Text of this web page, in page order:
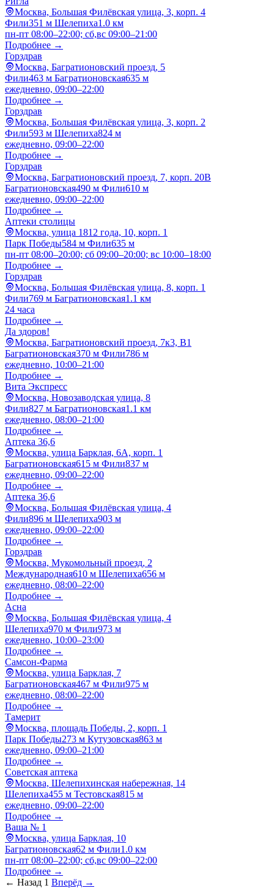
Москва, Большая Филёвская улица, 3, корп. 4
Фили351 м Шелепиха1.0 км
пн-пт 08:00–22:00; сб,вс 09:00–21:00
Подробнее →
Горздрав
Москва, Багратионовский проезд, 5
Фили463 м Багратионовская635 м
ежедневно, 09:00–22:00
Подробнее →
Горздрав
Москва, Большая Филёвская улица, 3, корп. 2
Фили593 м Шелепиха824 м
ежедневно, 09:00–22:00
Подробнее →
Горздрав
Москва, Багратионовский проезд, 7, корп. 20В
Багратионовская490 м Фили610 м
ежедневно, 09:00–22:00
Подробнее →
Аптеки столицы
Москва, улица 1812 года, 10, корп. 1
Парк Победы584 м Фили635 м
пн-пт 08:00–20:00; сб 09:00–20:00; вс 10:00–18:00
Подробнее →
Горздрав
Москва, Большая Филёвская улица, 8, корп. 1
Фили769 м Багратионовская1.1 км
24 часа
Подробнее →
Да здоров!
Москва, Багратионовский проезд, 7к3, B1
Багратионовская370 м Фили786 м
ежедневно, 10:00–21:00
Подробнее →
Вита Экспресс
Москва, Новозаводская улица, 8
Фили827 м Багратионовская1.1 км
ежедневно, 08:00–21:00
Подробнее →
Аптека 36,6
Москва, улица Барклая, 6А, корп. 1
Багратионовская615 м Фили837 м
ежедневно, 09:00–22:00
Подробнее →
Аптека 36,6
Москва, Большая Филёвская улица, 4
Фили896 м Шелепиха903 м
ежедневно, 09:00–22:00
Подробнее →
Горздрав
Москва, Мукомольный проезд, 2
Международная610 м Шелепиха656 м
ежедневно, 08:00–22:00
Подробнее →
Асна
Москва, Большая Филёвская улица, 4
Шелепиха970 м Фили973 м
ежедневно, 10:00–23:00
Подробнее →
Самсон-Фарма
Москва, улица Барклая, 7
Багратионовская467 м Фили975 м
ежедневно, 08:00–22:00
Подробнее →
Тамерит
Москва, площадь Победы, 2, корп. 1
Парк Победы273 м Кутузовская863 м
ежедневно, 09:00–21:00
Подробнее →
Советская аптека
Москва, Шелепихинская набережная, 14
Шелепиха455 м Тестовская815 м
ежедневно, 09:00–22:00
Подробнее →
Ваша № 1
Москва, улица Барклая, 10
Багратионовская62 м Фили1.0 км
пн-пт 08:00–22:00; сб,вс 09:00–22:00
Подробнее →
← Назад 1 Вперёд →